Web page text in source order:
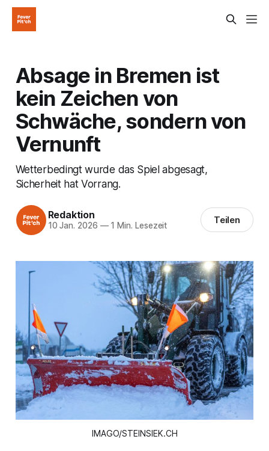
Absage in Bremen ist
kein Zeichen von
Schwäche, sondern von
Vernunft
Wetterbedingt wurde das Spiel abgesagt,
Sicherheit hat Vorrang.
Redaktion
10 Jan. 2026 —1 Min. Lesezeit Teilen
IMAGO/STEINSIEK.CH